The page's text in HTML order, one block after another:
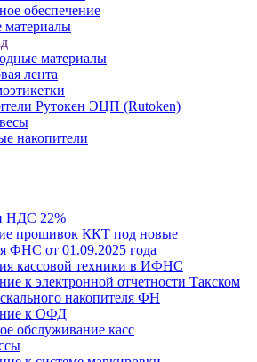
обеспечение
материалы
материалы
лента
Рутокен ЭЦП (Rutoken)
накопители
НДС 22%
прошивок ККТ под новые
ФНС от 01.09.2025 года
кассовой техники в ИФНС
к электронной отчетности Такском
накопителя ФН
к ОФД
обслуживание касс